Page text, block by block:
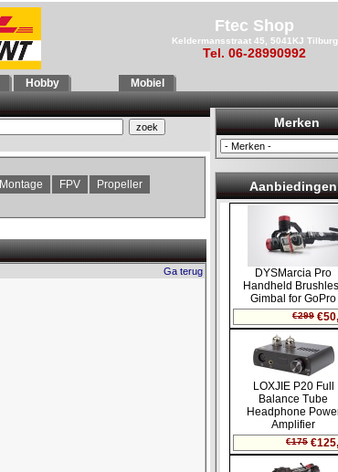
Ftec Shop
Keldermansstraat 45, 5041KJ Tilburg
Tel. 06-28990992
Hobby Mobiel
Montage FPV
Propeller
Ga terug
Merken
Aanbiedingen